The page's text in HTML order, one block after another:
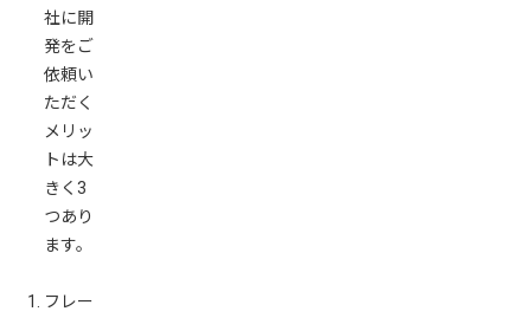
社に開
発をご
依頼い
ただく
メリッ
トは大
きく3
つあり
ます。
フレー